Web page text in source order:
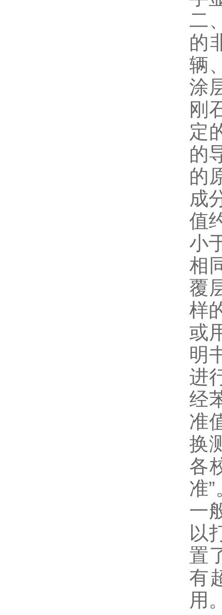
二
的
辆
涂
刚
定
的
的
成
值
小
相
覆
样
或
明
进
经
准
换
各
准
一
以
置
有
用